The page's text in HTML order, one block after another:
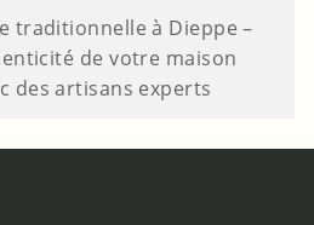
traditionnelle à Dieppe –
de votre maison
des artisans experts